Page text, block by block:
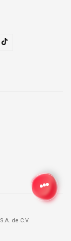
de C.V.